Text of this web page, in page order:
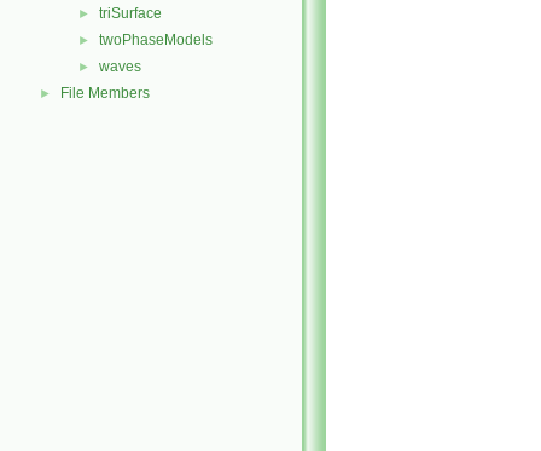
► triSurface
► twoPhaseModels
► waves
► File Members